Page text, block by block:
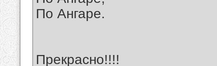
По Ангаре.
Прекрасно!!!!